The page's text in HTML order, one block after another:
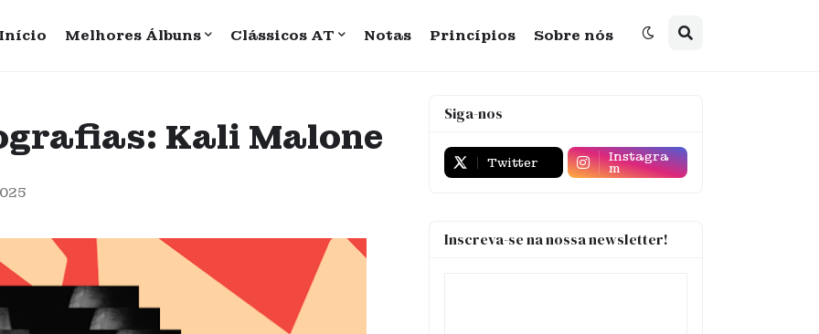
Melhores Álbuns Clássicos AT Notas Princípios Sobre nós
Kali Malone
Siga-nos
Twitter Instagra
m
Inscreva-se na nossa newsletter!